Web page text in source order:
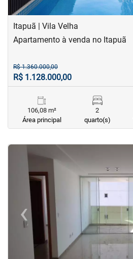
Itapuã | Vila Velha
Apartamento à venda no Itapuã
R$ 1.360.000,00
R$ 1.128.000,00
106,08 m²
Área principal
2
quarto(s)
<
‹Previous